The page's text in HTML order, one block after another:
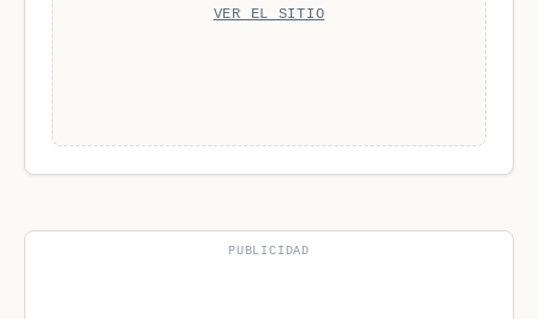
VER EL SITIO
PUBLICIDAD